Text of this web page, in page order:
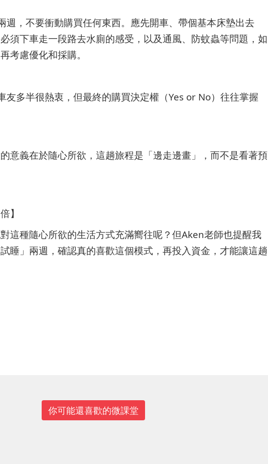
週，不要衝動購買任何東西。應先開車、帶個基本床墊出去
須下車走一段路去水廁的感受，以及通風、防蚊蟲等問題，如
考慮優化和採購。
友多半很熱衷，但最終的購買決定權（Yes or No）往往掌握
意義在於隨心所欲，這趟旅程是「邊走邊畫」，而不是看著預
】
這種隨心所欲的生活方式充滿嚮往呢？但Aken老師也提醒我
睡」兩週，確認真的喜歡這個模式，再投入資金，才能讓這趟
你可能還喜歡的微課堂